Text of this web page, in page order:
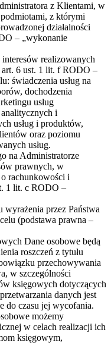
z Klientami, w
z którymi
działalności
– „wykonanie
realizowanych
art. 6 ust. 1 lit. f RODO –
świadczenia usług na
dochodzenia
usług
i
usług i produktów,
oraz poziomu
usług.
na Administratorze
prawnych, w
rachunkowości i
1 lit. c RODO –
przez Państwa
(podstawa prawna –
Dane osobowe będą
roszczeń z tytułu
przechowywania
w szczególności
księgowych dotyczących
danych jest
do czasu jej wycofania.
możemy
w celach realizacji ich
księgowym,